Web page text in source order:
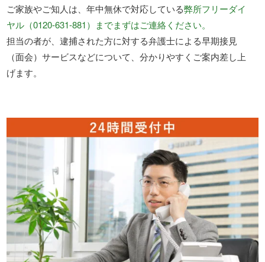
ご家族やご知人は、年中無休で対応している弊所フリーダイ
ヤル（0120-631-881）までまずはご連絡ください。
担当の者が、逮捕された方に対する弁護士による早期接見
（面会）サービスなどについて、分かりやすくご案内差し上
げます。